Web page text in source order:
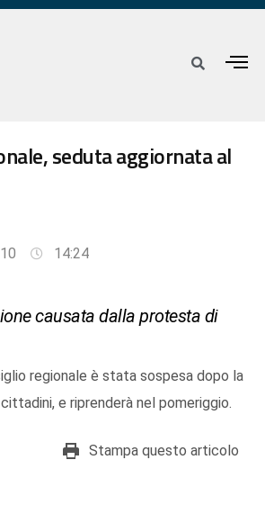
seduta aggiornata al
14:24
causata dalla protesta di
regionale è stata sospesa dopo la
e riprenderà nel pomeriggio.
Stampa questo articolo